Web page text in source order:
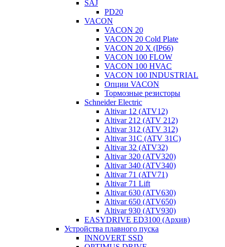
SAJ
PD20
VACON
VACON 20
VACON 20 Cold Plate
VACON 20 X (IP66)
VACON 100 FLOW
VACON 100 HVAC
VACON 100 INDUSTRIAL
Опции VACON
Тормозные резисторы
Schneider Electric
Altivar 12 (ATV12)
Altivar 212 (ATV 212)
Altivar 312 (ATV 312)
Altivar 31C (ATV 31C)
Altivar 32 (ATV32)
Altivar 320 (ATV320)
Altivar 340 (ATV340)
Altivar 71 (ATV71)
Altivar 71 Lift
Altivar 630 (ATV630)
Altivar 650 (ATV650)
Altivar 930 (ATV930)
EASYDRIVE ED3100 (Архив)
Устройства плавного пуска
INNOVERT SSD